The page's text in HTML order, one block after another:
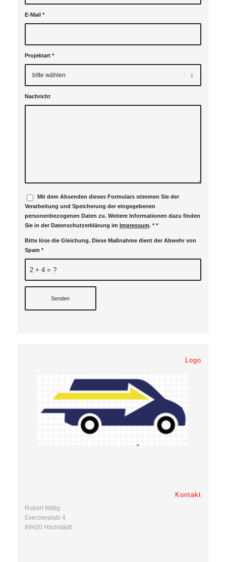
E-Mail *
Projektart *
Nachricht
Mit dem Absenden dieses Formulars stimmen Sie der
Verarbeitung und Speicherung der eingegebenen
personenbezogenen Daten zu. Weitere Informationen dazu finden
Sie in der Datenschutzerklärung im Impressum. **
2 + 4 = ?
Bitte löse die Gleichung. Diese Maßnahme dient der Abwehr von
Spam *
Logo
Kontakt
Robert Wittig
Exerzierplatz 4
89420 Höchstädt